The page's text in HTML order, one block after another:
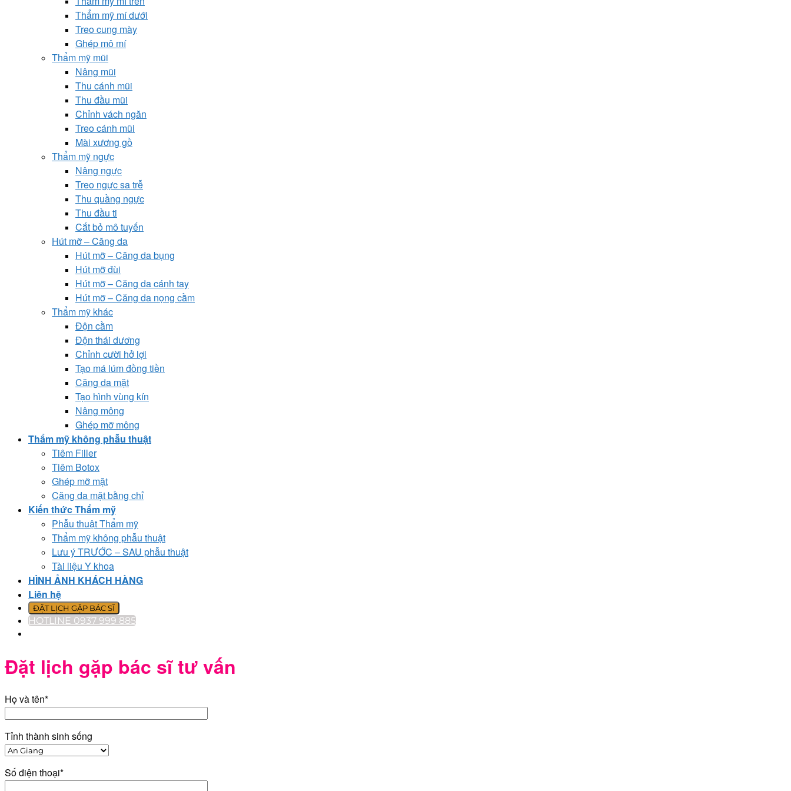
Thẩm mỹ mí dưới
Treo cung mày
Ghép mô mí
Thẩm mỹ mũi
Nâng mũi
Thu cánh mũi
Thu đầu mũi
Chỉnh vách ngăn
Treo cánh mũi
Mài xương gồ
Thẩm mỹ ngực
Nâng ngực
Treo ngực sa trễ
Thu quầng ngực
Thu đầu ti
Cắt bỏ mô tuyến
Hút mỡ – Căng da
Hút mỡ – Căng da bụng
Hút mỡ đùi
Hút mỡ – Căng da cánh tay
Hút mỡ – Căng da nọng cằm
Thẩm mỹ khác
Độn cằm
Độn thái dương
Chỉnh cười hở lợi
Tạo má lúm đồng tiền
Căng da mặt
Tạo hình vùng kín
Nâng mông
Ghép mỡ mông
Thẩm mỹ không phẫu thuật
Tiêm Filler
Tiêm Botox
Ghép mỡ mặt
Căng da mặt bằng chỉ
Kiến thức Thẩm mỹ
Phẫu thuật Thẩm mỹ
Thẩm mỹ không phẫu thuật
Lưu ý TRƯỚC – SAU phẫu thuật
Tài liệu Y khoa
HÌNH ẢNH KHÁCH HÀNG
Liên hệ
ĐẶT LỊCH GẶP BÁC SĨ
HOTLINE 0937 999 885
Đặt lịch gặp bác sĩ tư vấn
Họ và tên*
Tỉnh thành sinh sống
Số điện thoại*